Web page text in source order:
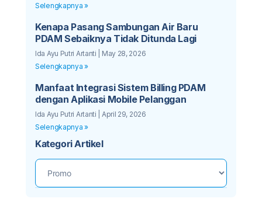
Selengkapnya »
Kenapa Pasang Sambungan Air Baru
PDAM Sebaiknya Tidak Ditunda Lagi
Ida Ayu Putri Artanti
May 28, 2026
Selengkapnya »
Manfaat Integrasi Sistem Billing PDAM
dengan Aplikasi Mobile Pelanggan
Ida Ayu Putri Artanti
April 29, 2026
Selengkapnya »
Kategori Artikel